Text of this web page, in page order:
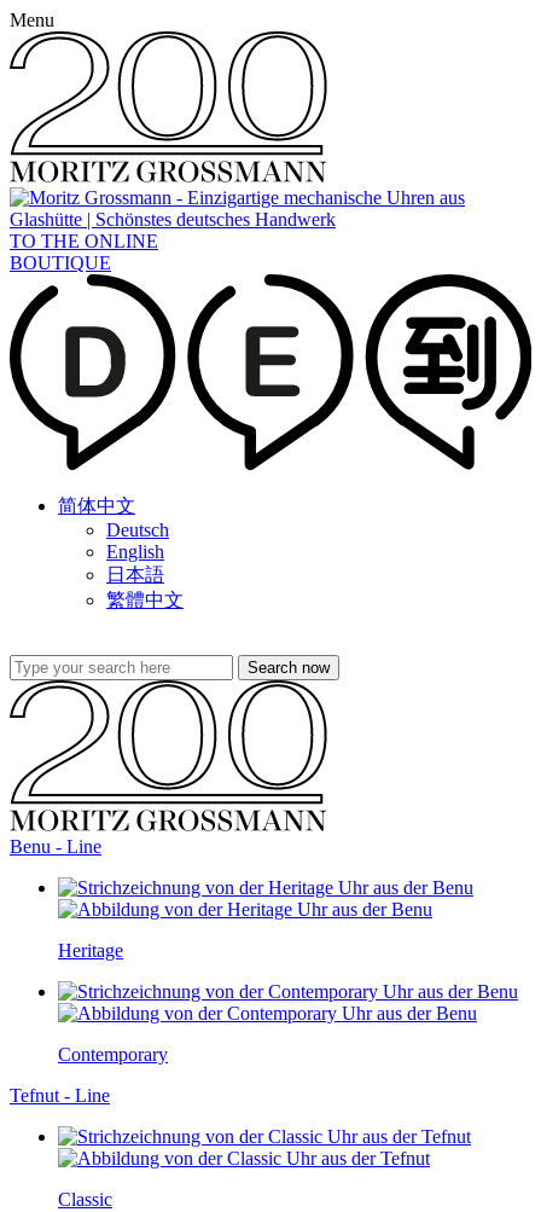
Menu
TO THE ONLINE
BOUTIQUE
简体中文
Deutsch
English
日本語
繁體中文
Benu - Line
Heritage
Contemporary
Tefnut - Line
Classic